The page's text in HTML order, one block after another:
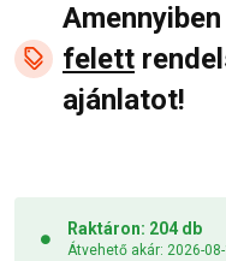
felett
ajánlatot!
Raktáron: 204 db
Átvehető akár: 2026-